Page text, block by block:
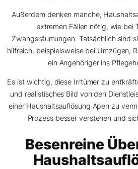
Außerdem denken manche,
extremen Fällen nötig, wie bei
Zwangsräumungen. Tatsächlich sind
hilfreich, beispielsweise bei Umzügen,
ein Angehöriger ins
Es ist wichtig, diese Irrtümer zu
und realistisches Bild von den
einer Haushaltsauflösung Apen zu
Prozess besser verstehen und
Besenreine